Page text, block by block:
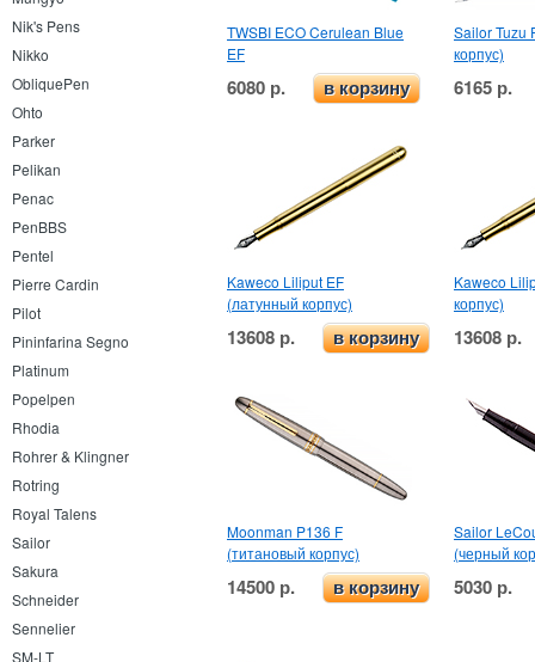
Nik's Pens
Nikko
ObliquePen
Ohto
Parker
Pelikan
Penac
PenBBS
Pentel
Pierre Cardin
Pilot
Pininfarina Segno
Platinum
Popelpen
Rhodia
Rohrer & Klingner
Rotring
Royal Talens
Sailor
Sakura
Schneider
Sennelier
SM-LT
TWSBI ECO Cerulean Blue
EF
6080 р. в корзину
Sailor Tuzu
корпус)
6165 р.
Kaweco Liliput EF
(латунный корпус)
13608 р. в корзину
Kaweco
корпус)
13608 р.
Moonman P136 F
(титановый корпус)
14500 р. в корзину
Sailor
(черный
5030 р.